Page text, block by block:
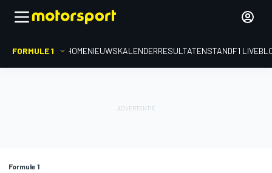
FORMULE 1 HOMENIEUWSKALENDERRESULTATENSTANDF1
Formule 1